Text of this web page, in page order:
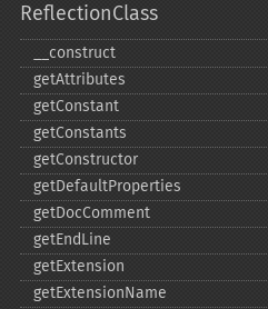
ReflectionClass
_​_​construct
getAttributes
getConstant
getConstants
getConstructor
getDefaultProperties
getDocComment
getEndLine
getExtension
getExtensionName